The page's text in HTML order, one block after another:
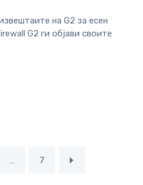
на G2 за есен
G2 ги објави своите
… 7